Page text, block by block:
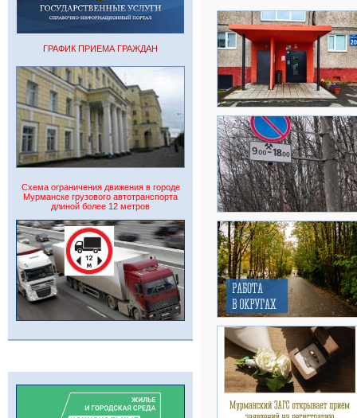
ГРАФИК ПРИЕМА ГРАЖДАН
Схема ограничения движения в городе
Мурманске грузового автотранспорта
длиной более 12 метров